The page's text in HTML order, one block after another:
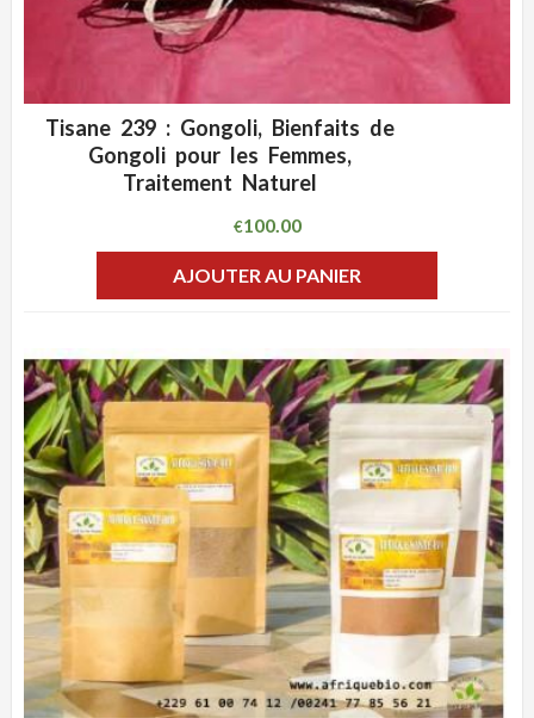
ADD WISHLIST
Tisane 239 : Gongoli, Bienfaits de
Gongoli pour les Femmes,
Traitement Naturel
€100.00
AJOUTER AU PANIER